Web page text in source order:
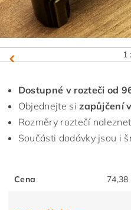
1
Dostupné v rozteči od
Objednejte si zapůjčení
Rozměry roztečí
Součásti dodávky jsou i
Cena